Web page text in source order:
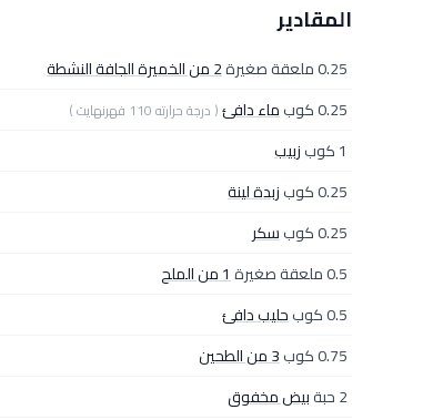
المقادير
0.25 ملعقة صغيرة
2 من الخميرة الجافة النشطة
0.25 كوب
ماء دافئ( درجة حرارته 110 فهرنهايت )
1 كوب
زبيب
0.25 كوب
زبدة لينة
0.25 كوب
سكر
0.5 ملعقة صغيرة
1 من الملح
0.5 كوب
حليب دافئ
0.75 كوب
3 من الطحين
2 حبة
بيض مخفوق